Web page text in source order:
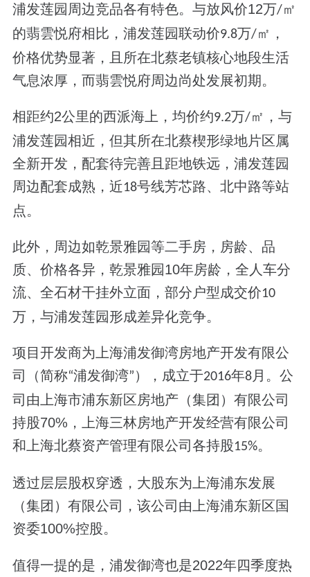
浦发莲园周边竞品各有特色。与放风价12万/㎡
的翡雲悦府相比， 浦发莲园联动价9.8万/㎡，
价格优势显著 ，且所在北蔡老镇核心地段生活
气息浓厚，而翡雲悦府周边尚处发展初期。
相距约2公里的西派海上，均价约9.2万/㎡，与
浦发莲园相近，但其所在北蔡楔形绿地片区属
全新开发，配套待完善且距地铁远， 浦发莲园
周边配套成熟，近18号线芳芯路、北中路等站
点。
此外，周边如乾景雅园等二手房，房龄、品
质、价格各异，乾景雅园10年房龄，全人车分
流、全石材干挂外立面，部分户型成交价10
万，与浦发莲园形成差异化竞争。
项目开发商为上海浦发御湾房地产开发有限公
司（简称“浦发御湾” ），成立于2016年8月。 公
司由 上海市浦东新区房地产（集团）有限公司
持股70% ，上海三林房地产开发经营有限公司
和上海北蔡资产管理有限公司各持股15%。
透过层层股权穿透 ，大股东为上海浦东发展
（集团）有限公司，该公司由上海浦东新区国
资委100%控股。
值得一提的是，浦发御湾也是2022年四季度热